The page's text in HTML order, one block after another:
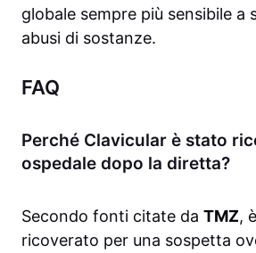
globale sempre più sensibile a
abusi di sostanze.
FAQ
Perché Clavicular è stato
ospedale dopo la diretta?
Secondo fonti citate da TMZ,
ricoverato per una sospetta